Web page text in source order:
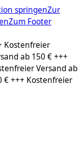
springenZur
Zum Footer
Kostenfreier
ab 150 € +++
Versand ab
€ +++ Kostenfreier